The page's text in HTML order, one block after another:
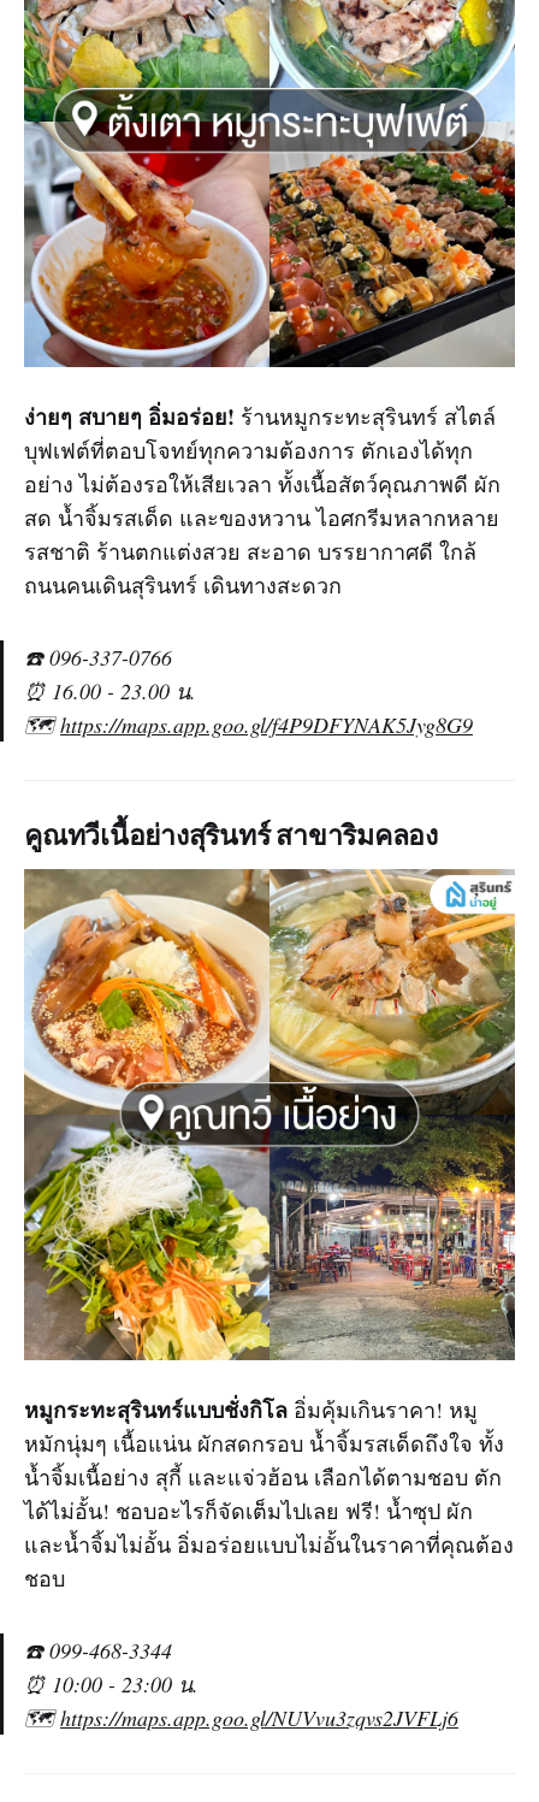
ง่ายๆ สบายๆ อิ่มอร่อย! ร้านหมูกระทะสุรินทร์ สไตล์
บุฟเฟต์ที่ตอบโจทย์ทุกความต้องการ ตักเองได้ทุก
อย่าง ไม่ต้องรอให้เสียเวลา ทั้งเนื้อสัตว์คุณภาพดี ผัก
สด น้ำจิ้มรสเด็ด และของหวาน ไอศกรีมหลากหลาย
รสชาติ ร้านตกแต่งสวย สะอาด บรรยากาศดี ใกล้
ถนนคนเดินสุรินทร์ เดินทางสะดวก
☎️ 096-337-0766
⏰ 16.00 - 23.00 น.
🗺️https://maps.app.goo.gl/f4P9DFYNAK5Jyg8G9
คูณทวีเนื้อย่างสุรินทร์ สาขาริมคลอง
หมูกระทะสุรินทร์แบบชั่งกิโล อิ่มคุ้มเกินราคา! หมู
หมักนุ่มๆ เนื้อแน่น ผักสดกรอบ น้ำจิ้มรสเด็ดถึงใจ ทั้ง
น้ำจิ้มเนื้อย่าง สุกี้ และแจ่วฮ้อน เลือกได้ตามชอบ ตัก
ได้ไม่อั้น! ชอบอะไรก็จัดเต็มไปเลย ฟรี! น้ำซุป ผัก
และน้ำจิ้มไม่อั้น อิ่มอร่อยแบบไม่อั้นในราคาที่คุณต้อง
ชอบ
☎️ 099-468-3344
⏰ 10:00 - 23:00 น.
🗺️https://maps.app.goo.gl/NUVvu3zqvs2JVFLj6